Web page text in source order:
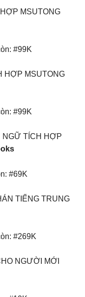
MSUTONG
#99K
HỢP MSUTONG
#99K
NGỮ TÍCH HỢP
#69K
TIẾNG TRUNG
#269K
NGƯỜI MỚI